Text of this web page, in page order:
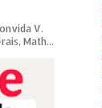
V.
Math...